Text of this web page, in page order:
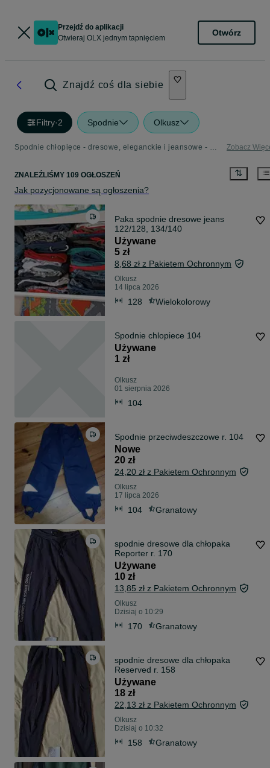
Przejdź do aplikacji
Otwieraj OLX jednym tapnięciem
Otwórz
Znajdź coś dla siebie
Filtry·2 Spodnie Olkusz
Spodnie chłopięce - dresowe, eleganckie i jeansowe - OLX.pl Zobacz
ZNALEŹLIŚMY 109 OGŁOSZEŃ
Jak pozycjonowane są ogłoszenia?
Paka spodnie dresowe jeans
122/128, 134/140
Używane
5 zł
8,68 zł z Pakietem Ochronnym
Olkusz
14 lipca 2026
128 Wielokolorowy
Spodnie chlopiece 104
Używane
1 zł
Olkusz
01 sierpnia 2026
104
Spodnie przeciwdeszczowe r. 104
Nowe
20 zł
24,20 zł z Pakietem Ochronnym
Olkusz
17 lipca 2026
104 Granatowy
spodnie dresowe dla chłopaka
Reporter r. 170
Używane
10 zł
13,85 zł z Pakietem Ochronnym
Olkusz
Dzisiaj o 10:29
170 Granatowy
spodnie dresowe dla chłopaka
Reserved r. 158
Używane
18 zł
22,13 zł z Pakietem Ochronnym
Olkusz
Dzisiaj o 10:32
158 Granatowy